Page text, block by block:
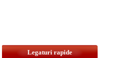
Legaturi rapide